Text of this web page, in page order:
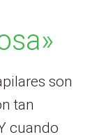
son
tan
cuando